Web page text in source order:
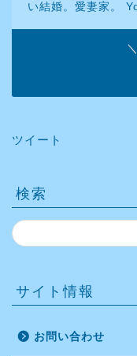
い結婚。愛妻家。
ツイート
検索
サイト情報
お問い合わせ